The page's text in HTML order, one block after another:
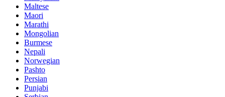
Maltese
Maori
Marathi
Mongolian
Burmese
Nepali
Norwegian
Pashto
Persian
Punjabi